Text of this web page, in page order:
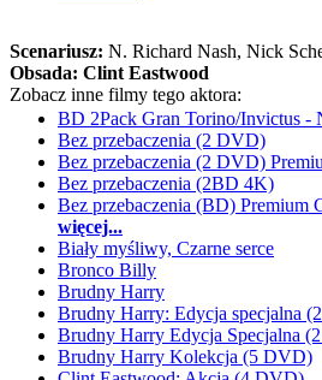
Scenariusz: N. Richard Nash, Nick
Obsada: Clint Eastwood
Zobacz inne filmy tego aktora:
BD 2Pack Gran Torino/Invictus -
Bez przebaczenia (2 DVD)
Bez przebaczenia (2 DVD)
Bez przebaczenia (2BD 4K)
Bez przebaczenia (BD) Premium
więcej...
Biały myśliwy, Czarne serce
Bronco Billy
Brudny Harry
Brudny Harry: Edycja specjalna
Brudny Harry Edycja Specjalna
Brudny Harry Kolekcja (5 DVD)